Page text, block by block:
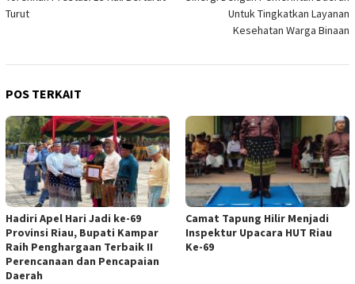
Turut
Untuk Tingkatkan Layanan
Kesehatan Warga Binaan
POS TERKAIT
Hadiri Apel Hari Jadi ke-69
Provinsi Riau, Bupati Kampar
Raih Penghargaan Terbaik II
Perencanaan dan Pencapaian
Daerah
Camat Tapung Hilir Menjadi
Inspektur Upacara HUT Riau
Ke-69